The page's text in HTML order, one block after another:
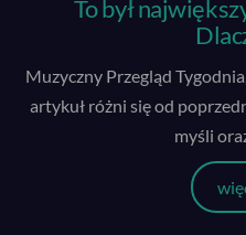
To był
Muzyczny Przegląd
artykuł różni się od
myśli